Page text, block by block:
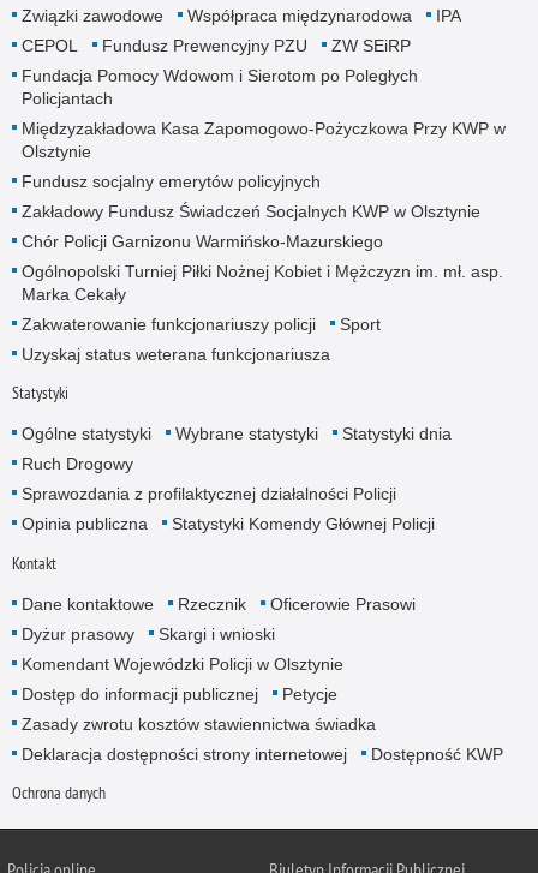
Związki zawodowe Współpraca międzynarodowa
IPA
CEPOL
Fundusz Prewencyjny PZU
ZW SEiRP
Fundacja Pomocy Wdowom i Sierotom po Poległych
Policjantach
Międzyzakładowa Kasa Zapomogowo-Pożyczkowa Przy KWP w
Olsztynie
Fundusz socjalny emerytów policyjnych
Zakładowy Fundusz Świadczeń Socjalnych KWP w Olsztynie
Chór Policji Garnizonu Warmińsko-Mazurskiego
Ogólnopolski Turniej Piłki Nożnej Kobiet i Mężczyzn im. mł. asp.
Marka Cekały
Zakwaterowanie funkcjonariuszy policji
Sport
Uzyskaj status weterana funkcjonariusza
Statystyki
Ogólne statystyki Wybrane statystyki
Statystyki dnia
Ruch Drogowy
Sprawozdania z profilaktycznej działalności Policji
Opinia publiczna
Statystyki Komendy Głównej Policji
Kontakt
Dane kontaktowe Rzecznik
Oficerowie Prasowi
Dyżur prasowy
Skargi i wnioski
Komendant Wojewódzki Policji w Olsztynie
Dostęp do informacji publicznej
Petycje
Zasady zwrotu kosztów stawiennictwa świadka
Deklaracja dostępności strony internetowej
Dostępność KWP
Ochrona danych